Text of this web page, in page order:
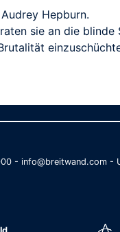
Hepburn.
sie an die
- info@breitwand.com -